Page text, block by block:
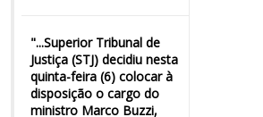
"...Superior Tribunal de
Justiça (STJ) decidiu nesta
quinta-feira (6) colocar à
disposição o cargo do
ministro Marco Buzzi,